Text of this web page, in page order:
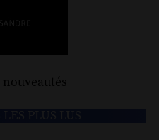
nouveautés